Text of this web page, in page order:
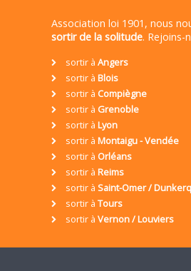
Association loi 1901, nous
sortir de la solitude. Rejoins-
sortir à Angers
sortir à Blois
sortir à Compiègne
sortir à Grenoble
sortir à Lyon
sortir à Montaigu - Vendée
sortir à Orléans
sortir à Reims
sortir à Saint-Omer /
sortir à Tours
sortir à Vernon / Louviers